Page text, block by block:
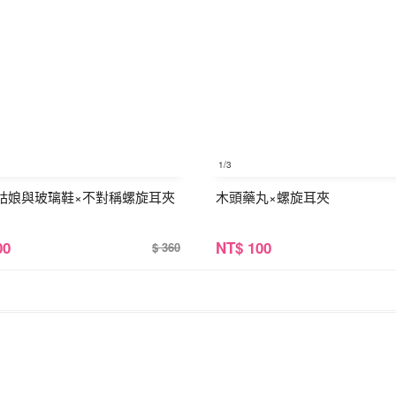
娘與玻璃鞋×不對稱螺旋耳夾
$ 360
1/3
木頭藥丸×螺旋耳夾
NT$ 100